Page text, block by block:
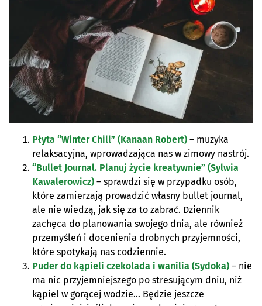
Płyta “Winter Chill” (Kanaan Robert) – muzyka
relaksacyjna, wprowadzająca nas w zimowy nastrój.
“Bullet Journal. Planuj życie kreatywnie” (Sylwia
Kawalerowicz) – sprawdzi się w przypadku osób,
które zamierzają prowadzić własny bullet journal,
ale nie wiedzą, jak się za to zabrać. Dziennik
zachęca do planowania swojego dnia, ale również
przemyśleń i docenienia drobnych przyjemności,
które spotykają nas codziennie.
Puder do kąpieli czekolada i wanilia (Sydoka) – nie
ma nic przyjemniejszego po stresującym dniu, niż
kąpiel w gorącej wodzie… Będzie jeszcze